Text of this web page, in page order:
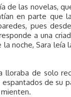
de las novelas,
en parte que
pues
a una
noche, Sara leía
lloraba de solo
de su